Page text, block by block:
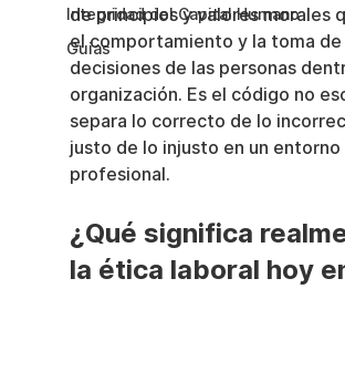
Integridad del Capital Humano
Guias
de principios y valores morales
el comportamiento y la toma de
decisiones de las personas
organización. Es el código no
separa lo correcto de lo
justo de lo injusto en un entorno
profesional.
¿Qué significa
la ética laboral hoy